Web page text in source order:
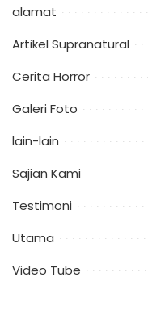
alamat
Artikel Supranatural
Cerita Horror
Galeri Foto
lain-lain
Sajian Kami
Testimoni
Utama
Video Tube